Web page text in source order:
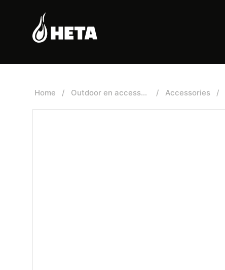
Home / Outdoor en accessoires / Accessories /